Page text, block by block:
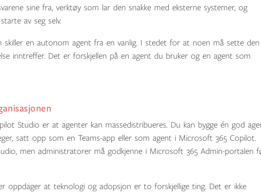
sine fra, verktøy som lar den snakke med eksterne systemer, og
av seg selv.
en autonom agent fra en vanlig. I stedet for at noen må sette
inntreffer. Det er forskjellen på en agent du bruker og en agent som
Studio er at agenter kan massedistribueres. Du kan bygge én god
satt opp som en Teams-app eller som agent i Microsoft 365 Copilot.
men administratorer må godkjenne i Microsoft 365 Admin-portalen
oppdager at teknologi og adopsjon er to forskjellige ting. Det er ikke